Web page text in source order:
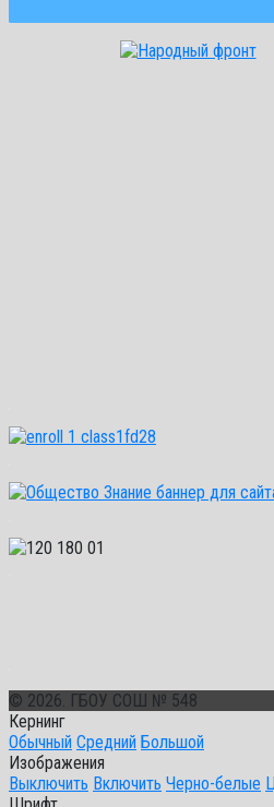
© 2026. ГБОУ СОШ № 548
Кернинг
Обычный Средний Большой
Изображения
Выключить Включить Черно-белые